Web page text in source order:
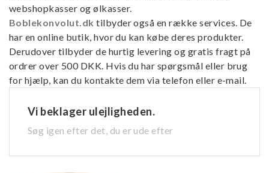
webshopkasser og ølkasser.
Boblekonvolut.dk tilbyder også en række services. De
har en online butik, hvor du kan købe deres produkter.
Derudover tilbyder de hurtig levering og gratis fragt på
ordrer over 500 DKK. Hvis du har spørgsmål eller brug
for hjælp, kan du kontakte dem via telefon eller e-mail.
Vi beklager ulejligheden.
Søg igen efter det, du er ude efter